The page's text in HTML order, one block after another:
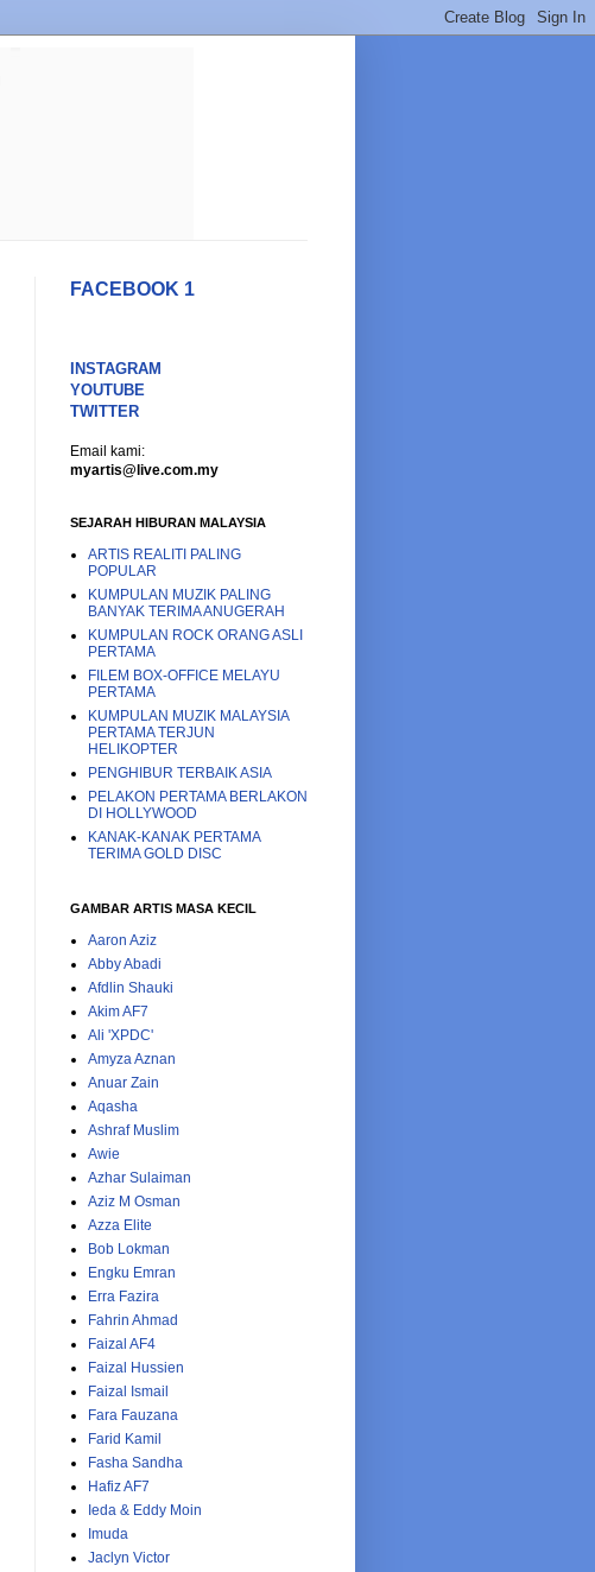
FACEBOOK 1
INSTAGRAM
YOUTUBE
TWITTER
Email kami:
myartis@live.com.my
SEJARAH HIBURAN MALAYSIA
ARTIS REALITI PALING
POPULAR
KUMPULAN MUZIK PALING
BANYAK TERIMA ANUGERAH
KUMPULAN ROCK ORANG ASLI
PERTAMA
FILEM BOX-OFFICE MELAYU
PERTAMA
KUMPULAN MUZIK MALAYSIA
PERTAMA TERJUN
HELIKOPTER
PENGHIBUR TERBAIK ASIA
PELAKON PERTAMA BERLAKON
DI HOLLYWOOD
KANAK-KANAK PERTAMA
TERIMA GOLD DISC
GAMBAR ARTIS MASA KECIL
Aaron Aziz
Abby Abadi
Afdlin Shauki
Akim AF7
Ali 'XPDC'
Amyza Aznan
Anuar Zain
Aqasha
Ashraf Muslim
Awie
Azhar Sulaiman
Aziz M Osman
Azza Elite
Bob Lokman
Engku Emran
Erra Fazira
Fahrin Ahmad
Faizal AF4
Faizal Hussien
Faizal Ismail
Fara Fauzana
Farid Kamil
Fasha Sandha
Hafiz AF7
Ieda & Eddy Moin
Imuda
Jaclyn Victor